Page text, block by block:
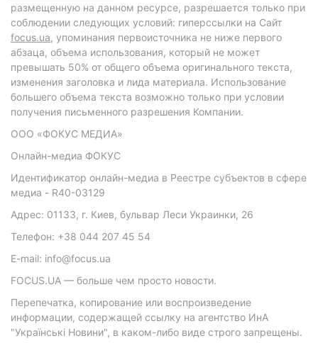
размещенную на данном ресурсе, разрешается только при
соблюдении следующих условий: гиперссылки на Сайт
focus.ua, упоминания первоисточника не ниже первого
абзаца, объема использования, который не может
превышать 50% от общего объема оригинального текста,
изменения заголовка и лида материала. Использование
большего объема текста возможно только при условии
получения письменного разрешения Компании.
ООО «ФОКУС МЕДИА»
Онлайн-медиа ФОКУС
Идентификатор онлайн-медиа в Реестре субъектов в сфере
медиа - R40-03129
Адрес: 01133, г. Киев, бульвар Леси Украинки, 26
Телефон: +38 044 207 45 54
E-mail: info@focus.ua
FOCUS.UA — больше чем просто новости.
Перепечатка, копирование или воспроизведение
информации, содержащей ссылку на агентство ИнА
"Українські Новини", в каком-либо виде строго запрещены.